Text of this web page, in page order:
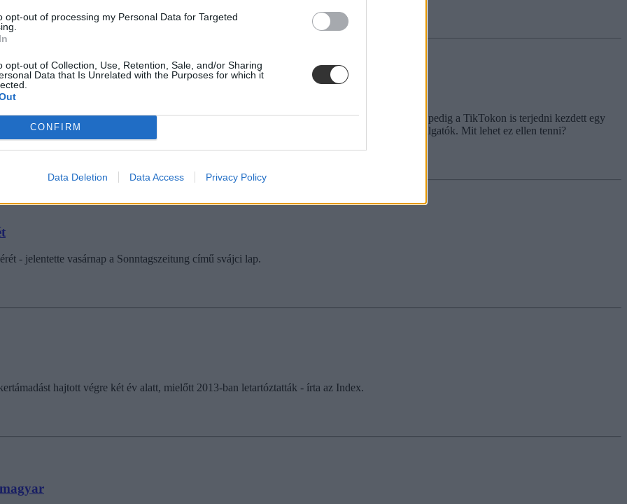
opt-out of processing my Personal Data for Targeted
opt-out of Collection, Use, Retention, Sale, and/or Sharing
Data that Is Unrelated with the Purposes for which it
CONFIRM
Data Deletion Data Access Privacy Policy
trendektől
volt hangos a sajtó. Novemberben tizenévesek törték fel a rendszert, májusban pedig a TikTokon is terjedni kezdett egy
ki a támadásokból, ugyanis áprilisban több nagy egyetemen is trágár üzeneteket kaptak a hallgatók. Mit lehet ez ellen tenni?
- jelentette vasárnap a Sonntagszeitung című svájci lap.
hajtott végre két év alatt, mielőtt 2013-ban letartóztatták - írta az Index.